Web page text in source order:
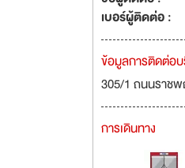
เบอร์ผู้ติดต่อ :
ข้อมูลการติดต่อ
305/1 ถนนราชพ
การเดินทาง